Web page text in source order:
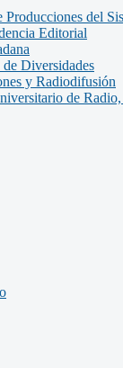
del
Editorial
Diversidades
y Radiodifusión
de